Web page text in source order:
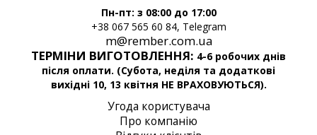
Пн-пт: з 08:00 до 17:00
+38 067 565 60 84, Telegram
m@rember.com.ua
ТЕРМІНИ ВИГОТОВЛЕННЯ: 4-6 робочих днів
після оплати. (Субота, неділя та додаткові
вихідні 10, 13 квітня НЕ ВРАХОВУЮТЬСЯ).
Угода користувача
Про компанію